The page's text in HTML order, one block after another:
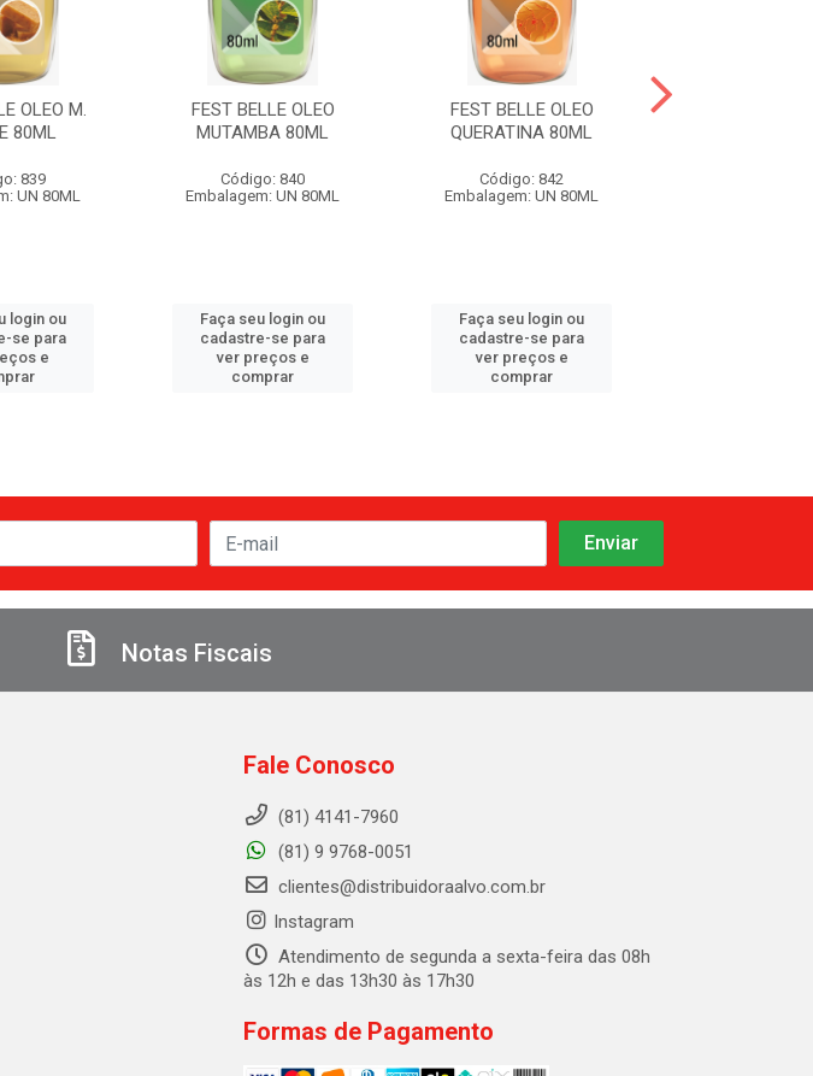
OLEO M.
80ML
839
UN 80ML
login ou
se para
e
FEST BELLE OLEO
MUTAMBA 80ML
Código: 840
Embalagem: UN 80ML
Faça seu login ou
cadastre-se para
ver preços e
comprar
FEST BELLE OLEO
QUERATINA 80ML
Código: 842
Embalagem: UN 80ML
Faça seu login ou
cadastre-se para
ver preços e
comprar
Notas Fiscais
Fale Conosco
(81) 4141-7960
(81) 9 9768-0051
clientes@distribuidoraalvo.com.br
Instagram
Atendimento de segunda a sexta-feira das 08h
às 12h e das 13h30 às 17h30
Formas de Pagamento